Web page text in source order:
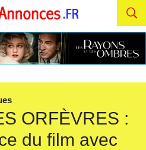
ORFÈVRES :
du film avec